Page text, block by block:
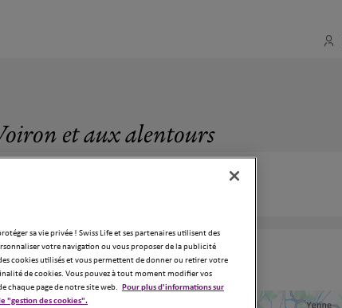
et aux alentours
Life à Voiron
sa vie privée ! Swiss Life et ses partenaires utilisent des
votre navigation ou vous proposer de la publicité
cookies utilisés et vous permettent de donner ou retirer votre
de cookies. Vous pouvez à tout moment modifier vos
chaque page de notre site web.
Pour plus d'informations sur
"gestion des cookies".